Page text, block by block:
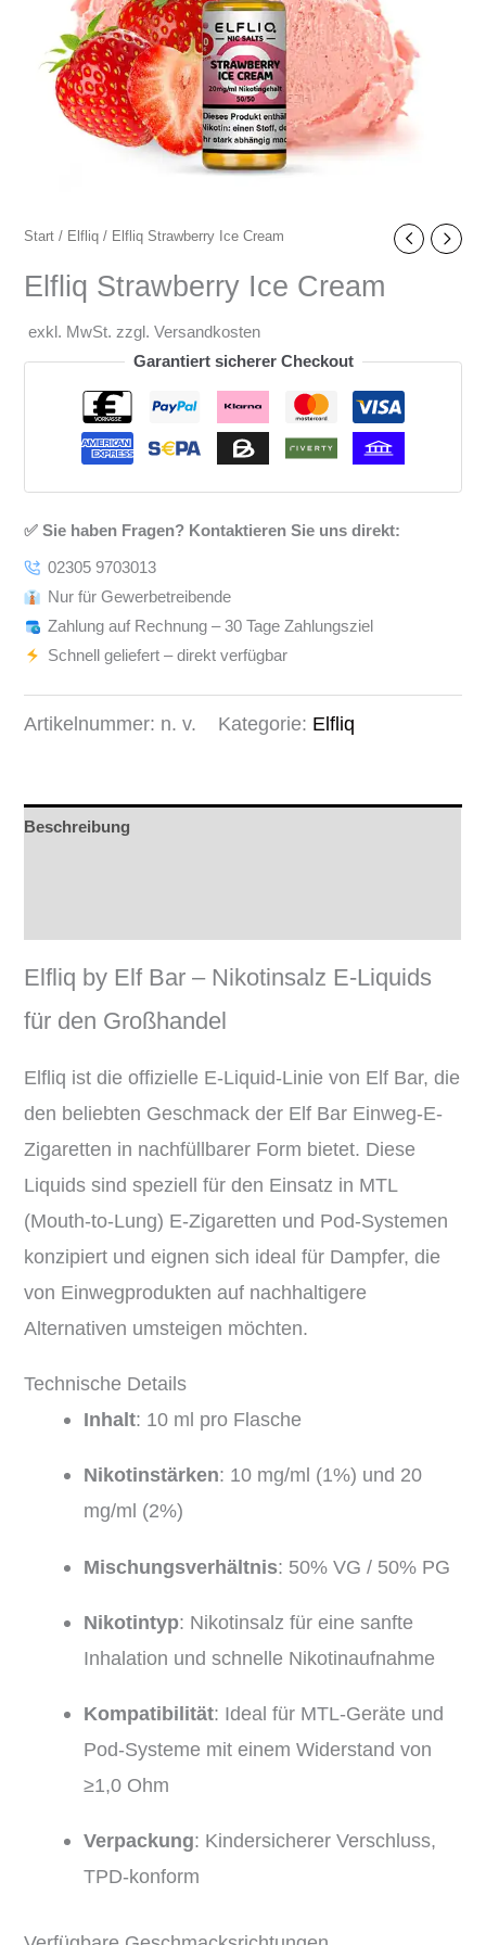
Start / Elfliq / Elfliq Strawberry Ice Cream
Elfliq Strawberry Ice Cream
exkl. MwSt. zzgl. Versandkosten
Garantiert sicherer Checkout
✅ Sie haben Fragen? Kontaktieren Sie uns direkt:
02305 9703013
Nur für Gewerbetreibende
Zahlung auf Rechnung – 30 Tage Zahlungsziel
Schnell geliefert – direkt verfügbar
Artikelnummer: n. v. Kategorie: Elfliq
Beschreibung
Elfliq by Elf Bar – Nikotinsalz E-Liquids
für den Großhandel
Elfliq ist die offizielle E-Liquid-Linie von Elf Bar, die
den beliebten Geschmack der Elf Bar Einweg-E-
Zigaretten in nachfüllbarer Form bietet. Diese
Liquids sind speziell für den Einsatz in MTL
(Mouth-to-Lung) E-Zigaretten und Pod-Systemen
konzipiert und eignen sich ideal für Dampfer, die
von Einwegprodukten auf nachhaltigere
Alternativen umsteigen möchten.
Technische Details
Inhalt: 10 ml pro Flasche
Nikotinstärken: 10 mg/ml (1%) und 20
mg/ml (2%)
Mischungsverhältnis: 50% VG / 50% PG
Nikotintyp: Nikotinsalz für eine sanfte
Inhalation und schnelle Nikotinaufnahme
Kompatibilität: Ideal für MTL-Geräte und
Pod-Systeme mit einem Widerstand von
≥1,0 Ohm
Verpackung: Kindersicherer Verschluss,
TPD-konform